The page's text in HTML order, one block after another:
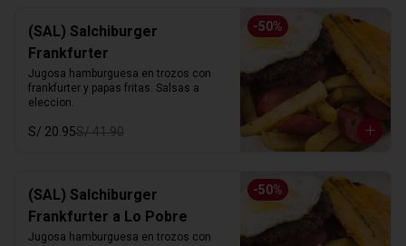
-50%
(SAL) Salchiburger
Frankfurter
Jugosa hamburguesa en trozos con
frankfurter y papas fritas. Salsas a
eleccion.
S/ 20.95S/ 41.90
-50%
(SAL) Salchiburger
Frankfurter a Lo Pobre
Jugosa hamburguesa en trozos con